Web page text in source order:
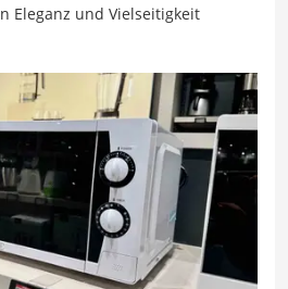
Eleganz und Vielseitigkeit